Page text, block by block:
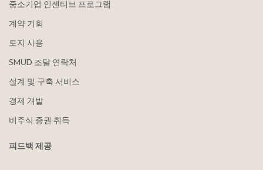
중소기업 인센티브 프로그램
계약 기회
토지 사용
SMUD 조달 연락처
설계 및 구축 서비스
경제 개발
비주식 증권 취득
피드백 제공